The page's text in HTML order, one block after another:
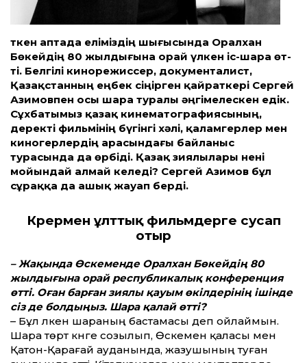
Ө
ткен аптада еліміздің шығысында Оралхан
Бөкейдің 80 жылдығына орай үлкен іс-шара өт­
ті. Белгілі кинорежиссер, документалист,
Қазақстанның еңбек сіңірген қайраткері Сергей
Азимовпен осы шара туралы әңгімелескен едік.
Сұхбатымыз қазақ кинематографиясының,
деректі фильмінің бүгінгі хәлі, қаламгерлер мен
киногерлердің арасындағы байланыс
турасында да өрбіді. Қазақ зиялылары нені
мойындай алмай келеді? Сергей Азимов бұл
сұраққа да ашық жауап берді.
Көрермен ұлт­тық фильмдерге сусап
отыр
– Жақында Өскеменде Оралхан Бөкейдің 80
жылдығына орай республикалық конференция
өт­ті. Оған барған зиялы қауым өкілдерінің ішінде
сіз де болдыңыз. Шара қалай өт­ті?
– Бұл үлкен шараның бастамасы деп ойлаймын.
Шара төрт күнге созылып, Өскемен қаласы мен
Қатон-Қарағай ауданында, жазушының туған